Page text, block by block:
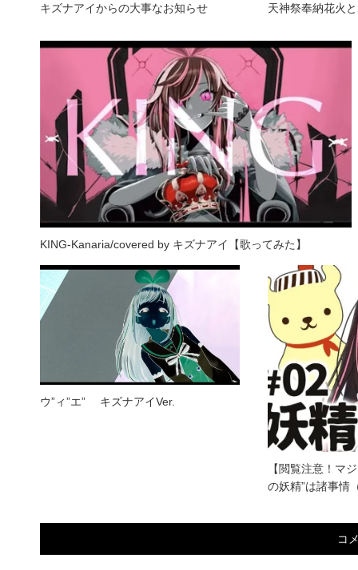
キズナアイからの大事なお知らせ 天神祭奉納花火
KING-Kanaria/covered by キズナアイ【歌ってみた】
ウ”ィ”エ” キズナアイVer.
【閲覧注意！マ
の妖精”は諸事情
コ